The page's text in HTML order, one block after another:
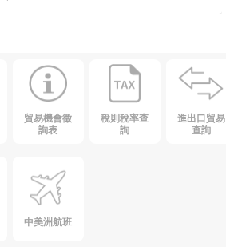
貿易機會徵
詢表
稅則稅率查
詢
進出口貿易
查詢
中美洲航班